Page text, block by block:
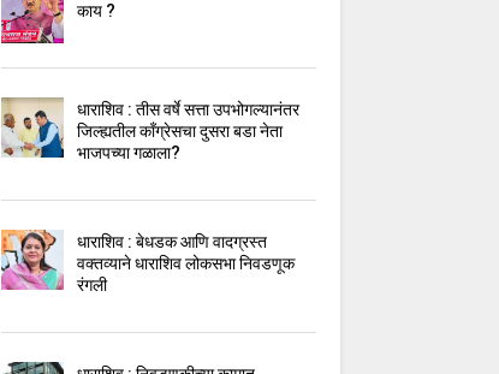
काय ?
धाराशिव : तीस वर्षे सत्ता उपभोगल्यानंतर
जिल्ह्यतील कॉंग्रेसचा दुसरा बडा नेता
भाजपच्या गळाला?
धाराशिव : बेधडक आणि वादग्रस्त
वक्तव्याने धाराशिव लोकसभा निवडणूक
रंगली